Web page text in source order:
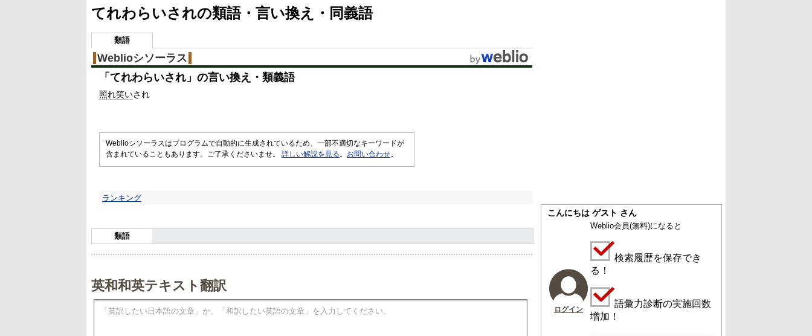
5
3
.
%
てれわらいされの類語・言い換え・同義語
類語
Weblioシソーラス
「 てれわらいされ」の言い換え・類義語
照れ笑いされ
Weblioシソーラスはプログラムで自動的に生成されているため、一部不適切なキーワードが
含まれていることもあります。ご了承くださいませ。 詳しい解説を見る 。 お問い合わせ。
ランキング
類語
英和和英テキスト翻訳
こんにちは ゲスト さん
ログイン
Weblio会員(無料)になると
検索履歴を保存でき
る！
語彙力診断の実施回数
増加！